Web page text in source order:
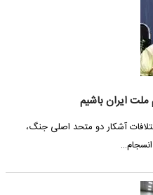
ایران باشیم
آشکار دو متحد اصلی جنگ،